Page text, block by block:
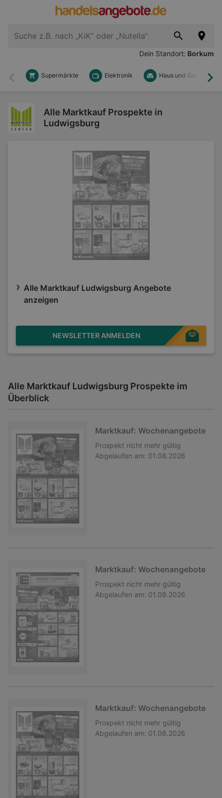
Dein Standort: Borkum
Zurück
Supermärkte Elektronik Haus und Garten
Alle Marktkauf Prospekte in
Ludwigsburg
Alle Marktkauf Ludwigsburg Angebote
anzeigen
NEWSLETTER ANMELDEN
Alle Marktkauf Ludwigsburg Prospekte im
Überblick
Marktkauf: Wochenangebote
Prospekt nicht mehr gültig
Abgelaufen am: 01.08.2026
Marktkauf: Wochenangebote
Prospekt nicht mehr gültig
Abgelaufen am: 01.08.2026
Marktkauf: Wochenangebote
Prospekt nicht mehr gültig
Abgelaufen am: 01.08.2026